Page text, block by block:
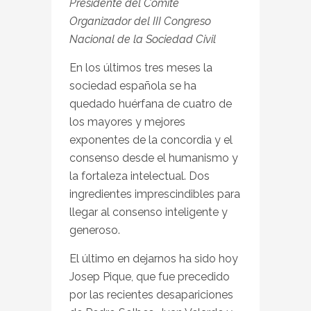
Presidente del Comité
Organizador del III Congreso
Nacional de la Sociedad Civil
En los últimos tres meses la
sociedad española se ha
quedado huérfana de cuatro de
los mayores y mejores
exponentes de la concordia y el
consenso desde el humanismo y
la fortaleza intelectual. Dos
ingredientes imprescindibles para
llegar al consenso inteligente y
generoso.
El último en dejarnos ha sido hoy
Josep Pique, que fue precedido
por las recientes desapariciones